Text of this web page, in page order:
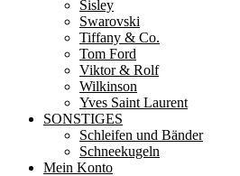
Sisley
Swarovski
Tiffany & Co.
Tom Ford
Viktor & Rolf
Wilkinson
Yves Saint Laurent
SONSTIGES
Schleifen und Bänder
Schneekugeln
Mein Konto